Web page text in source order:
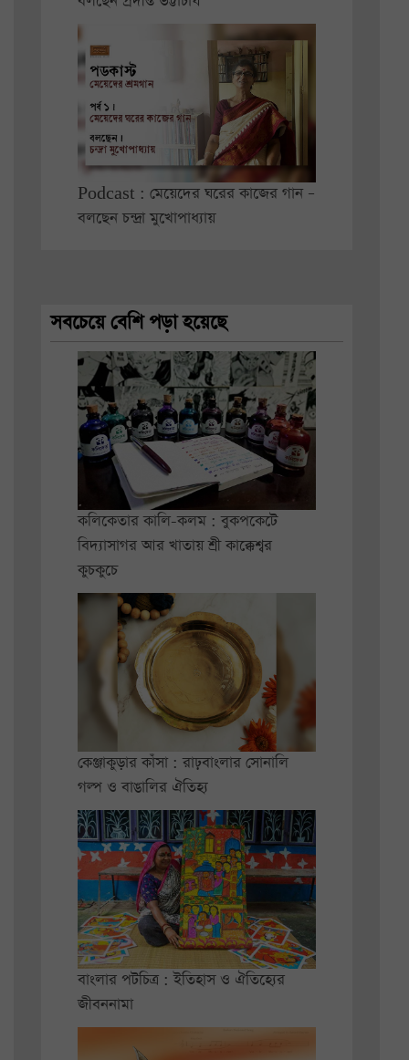
Podcast : মেয়েদের ঘরের কাজের গান –
বলছেন চন্দ্রা মুখোপাধ্যায়
সবচেয়ে বেশি পড়া হয়েছে
কলিকেতার কালি-কলম : বুকপকেটে
বিদ্যাসাগর আর খাতায় শ্রী কাক্কেশ্বর
কুচকুচে
কেঞ্জাকুড়ার কাঁসা : রাঢ়বাংলার সোনালি
গল্প ও বাঙালির ঐতিহ্য
বাংলার পটচিত্র : ইতিহাস ও ঐতিহ্যের
জীবননামা